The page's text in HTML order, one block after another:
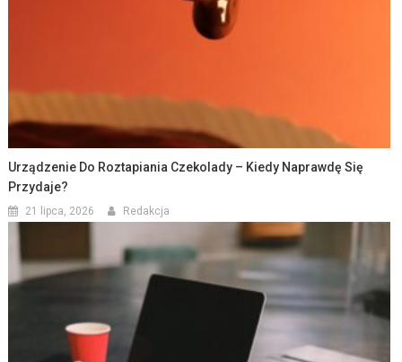
Urządzenie Do Roztapiania Czekolady – Kiedy Naprawdę Się
Przydaje?
21 lipca, 2026 Redakcja